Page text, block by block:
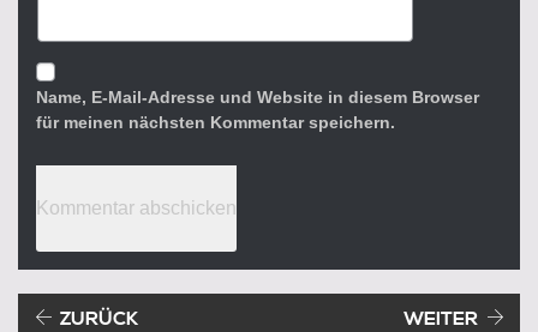
Name, E-Mail-Adresse und Website in diesem Browser
für meinen nächsten Kommentar speichern.
Beitragsnavigation
ZURÜCK WEITER